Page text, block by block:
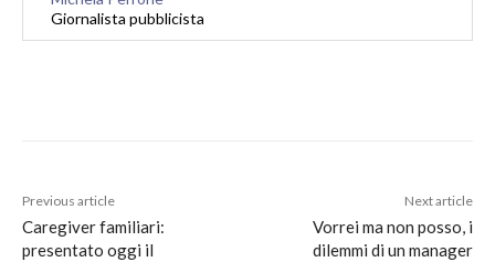
Giornalista pubblicista
Previous article
Caregiver familiari:
presentato oggi il
Next article
Vorrei ma non posso, i
dilemmi di un manager